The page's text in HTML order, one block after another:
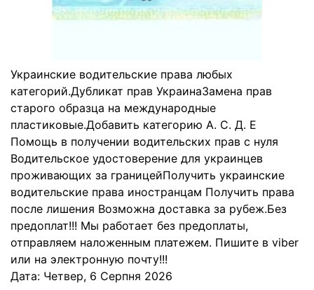
Украинские водительские права любых
категорий.Дубликат прав УкраинаЗамена прав
старого образца на международные
пластиковые.Добавить категорию А. С. Д. Е
Помощь в получении водительских прав с нуля
Водительское удостоверение для украинцев
проживающих за границейПолучить украинские
водительские права иностранцам Получить права
после лишения Возможна доставка за рубеж.Без
предоплат!!! Мы работает без предоплаты,
отправляем наложенным платежем. Пишите в viber
или на электронную почту!!!
Дата: Четвер, 6 Серпня 2026